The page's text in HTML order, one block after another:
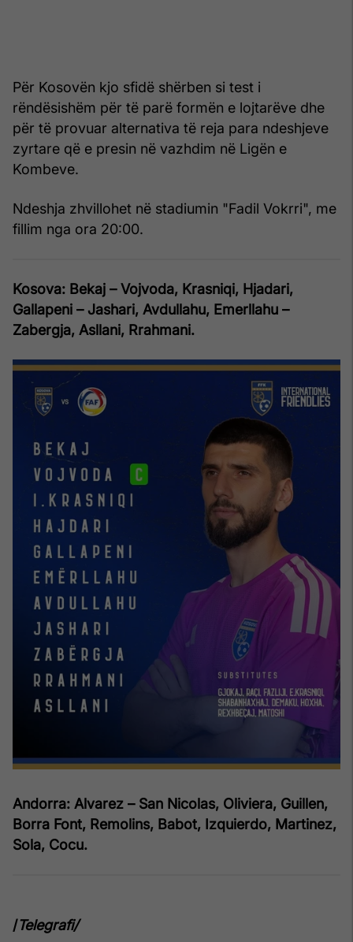
Për Kosovën kjo sfidë shërben si test i
rëndësishëm për të parë formën e lojtarëve dhe
për të provuar alternativa të reja para ndeshjeve
zyrtare që e presin në vazhdim në Ligën e
Kombeve.
Ndeshja zhvillohet në stadiumin "Fadil Vokrri", me
fillim nga ora 20:00.
Kosova: Bekaj – Vojvoda, Krasniqi, Hjadari,
Gallapeni – Jashari, Avdullahu, Emerllahu –
Zabergja, Asllani, Rrahmani.
Andorra: Alvarez – San Nicolas, Oliviera, Guillen,
Borra Font, Remolins, Babot, Izquierdo, Martinez,
Sola, Cocu.
/Telegrafi/